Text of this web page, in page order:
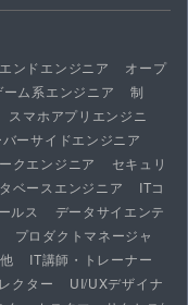
ンドエンジニア
オープ
ーム系エンジニア
制
スマホアプリエンジニ
ーサイドエンジニア
クエンジニア
セキュリ
ベースエンジニア
ITコ
ルス
データサイエンテ
プロダクトマネージャ
IT講師・トレーナー
クター
UI/UXデザイナ